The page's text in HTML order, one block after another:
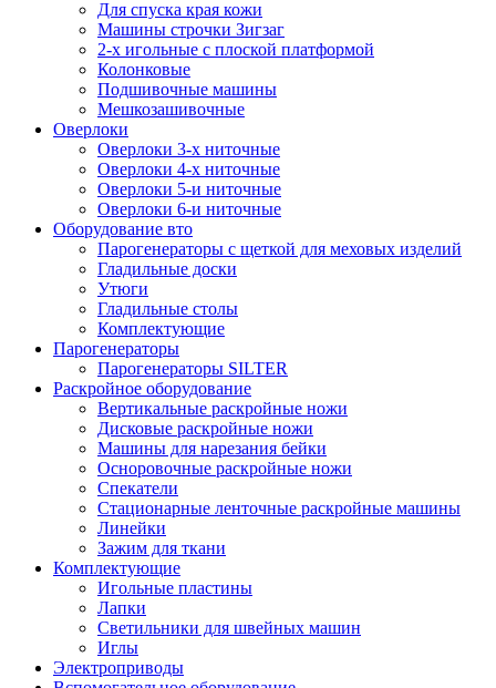
Для спуска края кожи
Машины строчки Зигзаг
2-х игольные с плоской платформой
Колонковые
Подшивочные машины
Мешкозашивочные
Оверлоки
Оверлоки 3-х ниточные
Оверлоки 4-х ниточные
Оверлоки 5-и ниточные
Оверлоки 6-и ниточные
Оборудование вто
Парогенераторы с щеткой для меховых изделий
Гладильные доски
Утюги
Гладильные столы
Комплектующие
Парогенераторы
Парогенераторы SILTER
Раскройное оборудование
Вертикальные раскройные ножи
Дисковые раскройные ножи
Машины для нарезания бейки
Осноровочные раскройные ножи
Спекатели
Стационарные ленточные раскройные машины
Линейки
Зажим для ткани
Комплектующие
Игольные пластины
Лапки
Светильники для швейных машин
Иглы
Электроприводы